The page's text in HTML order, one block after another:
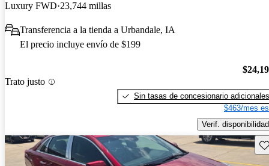
Luxury FWD 23,744 millas
Transferencia a la tienda a Urbandale, IA
El precio incluye envío de $199
Trato justo
Sin tasas de concesionario adicionales
$463/mes
Verif. disponibilidad